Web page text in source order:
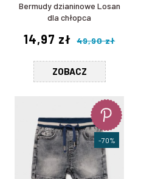
Bermudy dzianinowe Losan
dla chłopca
14,97 zł 49,90 zł
ZOBACZ
-70%